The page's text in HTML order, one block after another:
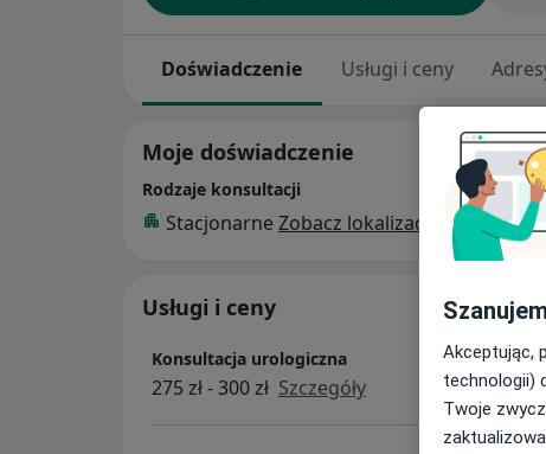
Doświadczenie Usługi i ceny
Moje doświadczenie
Rodzaje konsultacji
Stacjonarne Zobacz lokalizacje (2)
Usługi i ceny
Konsultacja urologiczna
275 zł - 300 zł Szczegóły
Akceptując,
technologii)
Twoje